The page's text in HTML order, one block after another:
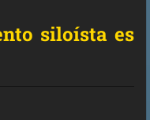
siloísta es